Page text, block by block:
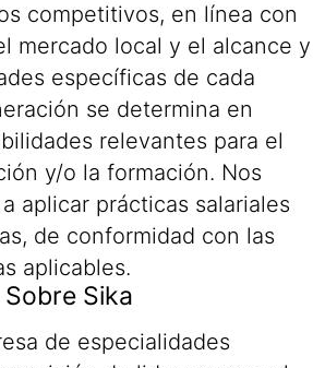
competitivos, en línea con
mercado local y el alcance y
específicas de cada
se determina en
relevantes para el
y/o la formación. Nos
aplicar prácticas salariales
de conformidad con las
aplicables.
Sobre Sika
de especialidades